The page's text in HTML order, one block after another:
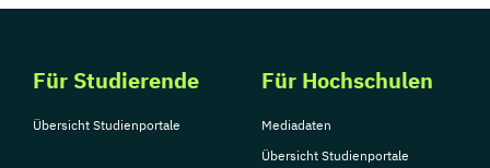
Für Studierende
Übersicht Studienportale
Für Hochschulen
Mediadaten
Übersicht Studienportale